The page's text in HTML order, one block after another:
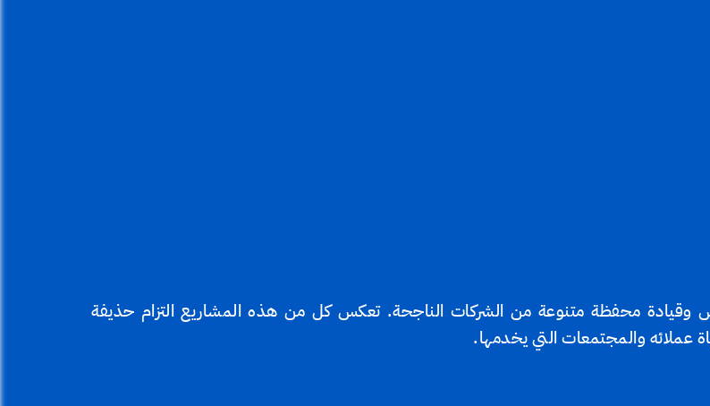
وقيادة محفظة متنوعة من الشركات الناجحة. تعكس كل من هذه المشاريع التزام حذيفة
عملائه والمجتمعات التي يخدمها.